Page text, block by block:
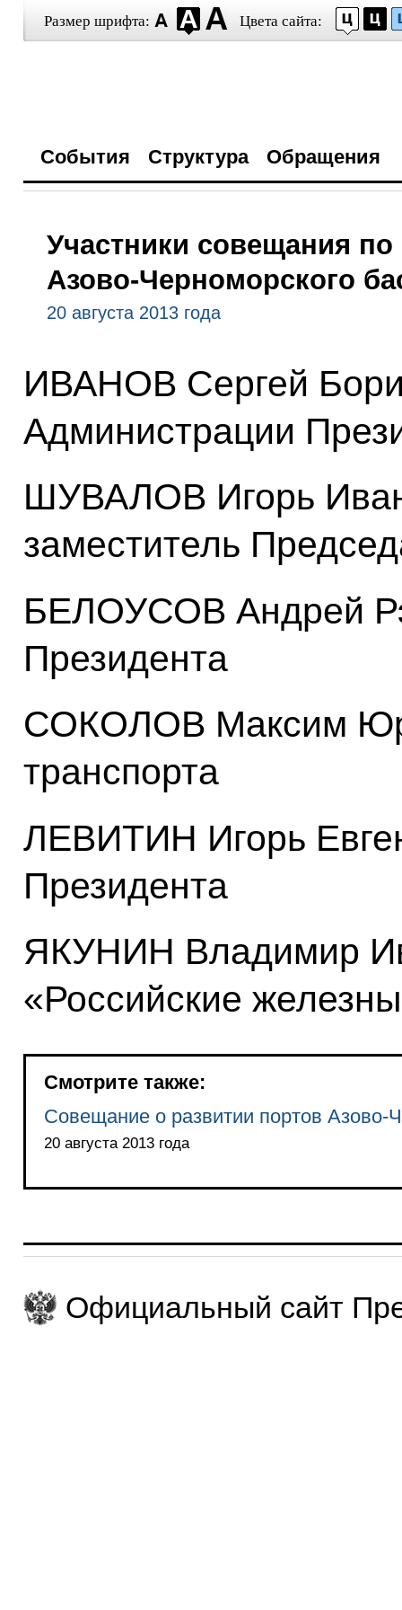
Размер шрифта: Цвета сайта:
События Структура Обращения
Участники совещания
Азово-Черноморского
20 августа 2013 года
ИВАНОВ Сергей
Администрации
ШУВАЛОВ Игорь
заместитель
БЕЛОУСОВ Андрей
Президента
СОКОЛОВ Максим
транспорта
ЛЕВИТИН Игорь
Президента
ЯКУНИН Владимир
«Российские
Смотрите также:
Совещание о развитии портов Азово-
20 августа 2013 года
Официальный сайт